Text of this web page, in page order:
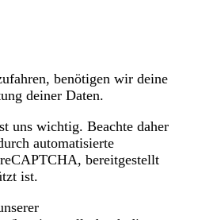
benötigen wir deine
deiner Daten.
uns wichtig. Beachte daher
automatisierte
bereitgestellt
ist.